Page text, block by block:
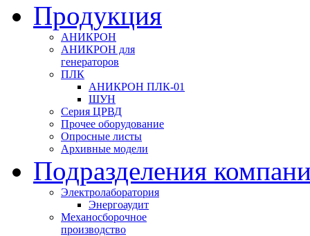
Продукция
АНИКРОН
АНИКРОН для
генераторов
ПЛК
АНИКРОН ПЛК-01
ШУН
Серия ЦРВД
Прочее оборудование
Опросные листы
Архивные модели
Подразделения
Электролаборатория
Энергоаудит
Механосборочное
производство